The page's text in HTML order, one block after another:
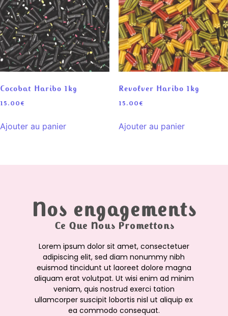
Cocobat Haribo 1kg
15.00€
Ajouter au panier
Revolver Haribo 1kg
15.00€
Ajouter au panier
Nos engagements
Ce Que Nous Promettons
Lorem ipsum dolor sit amet, consectetuer
adipiscing elit, sed diam nonummy nibh
euismod tincidunt ut laoreet dolore magna
aliquam erat volutpat. Ut wisi enim ad minim
veniam, quis nostrud exerci tation
ullamcorper suscipit lobortis nisl ut aliquip ex
ea commodo consequat.